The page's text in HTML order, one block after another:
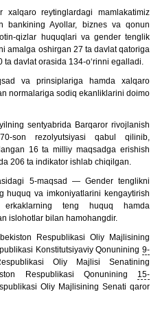
reytinglardagi mamlakatimiz
bankining Ayollar, biznes va qonun
qizlar huquqlari va gender tenglik
amalga oshirgan 27 ta davlat qatoriga
ta davlat orasida 134-o‘rinni egalladi.
va prinsiplariga hamda xalqaro
normalariga sodiq ekanliklarini doimo
sentyabrida Barqaror rivojlanish
son rezolyutsiyasi qabul qilinib,
16 ta milliy maqsadga erishish
206 ta indikator ishlab chiqilgan.
5-maqsad — Gender tenglikni
huquq va imkoniyatlarini kengaytirish
erkaklarning teng huquq hamda
islohotlar bilan hamohangdir.
Respublikasi Oliy Majlisining
Konstitutsiyaviy Qonunining 9-
Oliy Majlisi Senatining
Respublikasi Qonunining 15-
Oliy Majlisining Senati qaror